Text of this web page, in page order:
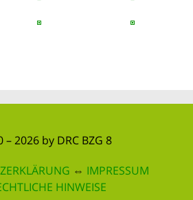
2026 by DRC BZG 8
⇔ IMPRESSUM
HINWEISE